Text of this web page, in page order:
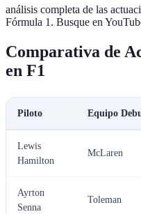
análisis completa de las
Fórmula 1. Busque en
Comparativa de
en F1
Piloto Equipo
Lewis
Hamilton
McLaren
Ayrton
Senna
Toleman